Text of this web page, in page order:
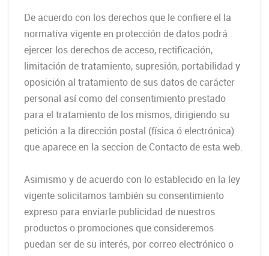
De acuerdo con los derechos que le confiere el la
normativa vigente en protección de datos podrá
ejercer los derechos de acceso, rectificación,
limitación de tratamiento, supresión, portabilidad y
oposición al tratamiento de sus datos de carácter
personal así como del consentimiento prestado
para el tratamiento de los mismos, dirigiendo su
petición a la dirección postal (física ó electrónica)
que aparece en la seccion de Contacto de esta web.
Asimismo y de acuerdo con lo establecido en la ley
vigente solicitamos también su consentimiento
expreso para enviarle publicidad de nuestros
productos o promociones que consideremos
puedan ser de su interés, por correo electrónico o